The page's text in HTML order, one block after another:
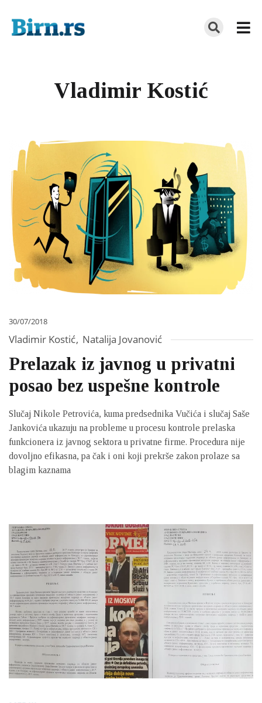
Vladimir Kostić
30/07/2018
Vladimir Kostić, Natalija Jovanović
Prelazak iz javnog u privatni
posao bez uspešne kontrole
Slučaj Nikole Petrovića, kuma predsednika Vučića i slučaj Saše
Jankovića ukazuju na probleme u procesu kontrole prelaska
funkcionera iz javnog sektora u privatne firme. Procedura nije
dovoljno efikasna, pa čak i oni koji prekrše zakon prolaze sa
blagim kaznama